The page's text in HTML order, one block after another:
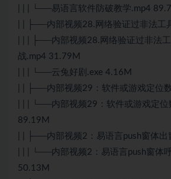
| | | └──易语言软件防破教学.mp4
| | ├──内部视频28.网络验证过非法工
| | | ├──内部视频28.网络验证过非法
战.mp4 31.79M
| | | └──云兔好剧.exe 4.16M
| | ├──内部视频29：软件或游戏定位
| | | └──内部视频29：软件或游戏定位
89.19M
| | ├──内部视频2：易语言push窗体出
| | | └──内部视频2：易语言push窗体
50.13M